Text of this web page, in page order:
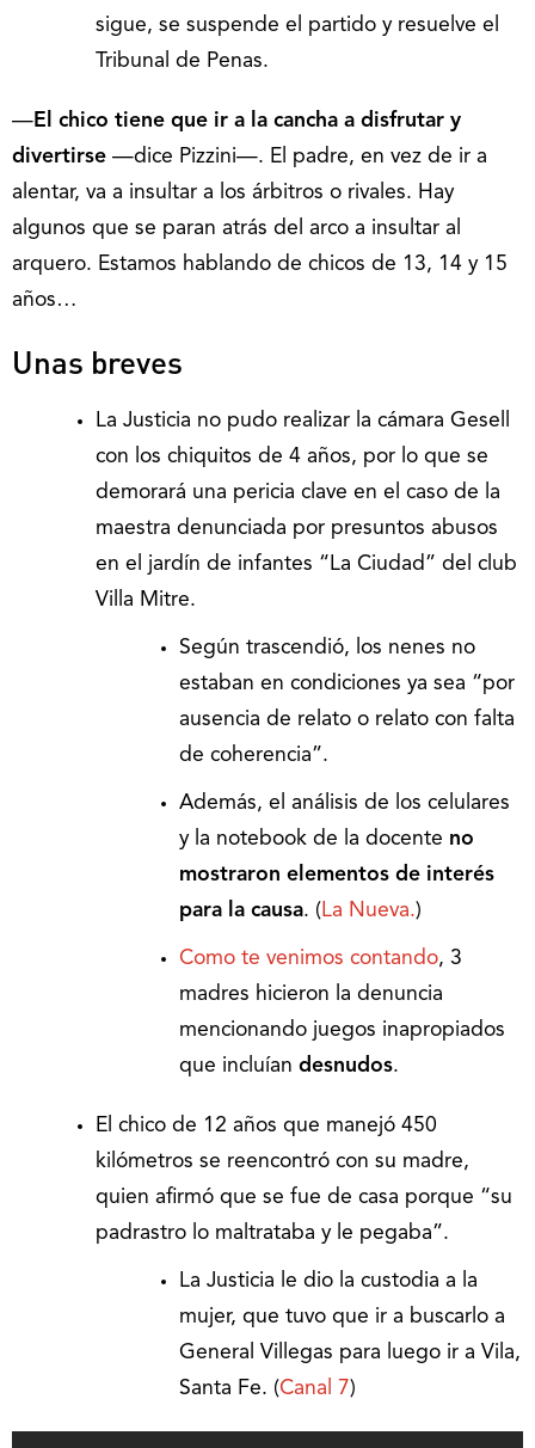
sigue, se suspende el partido y resuelve el
Tribunal de Penas.
—El chico tiene que ir a la cancha a disfrutar y
divertirse —dice Pizzini—. El padre, en vez de ir a
alentar, va a insultar a los árbitros o rivales. Hay
algunos que se paran atrás del arco a insultar al
arquero. Estamos hablando de chicos de 13, 14 y 15
años…
Unas breves
La Justicia no pudo realizar la cámara Gesell
con los chiquitos de 4 años, por lo que se
demorará una pericia clave en el caso de la
maestra denunciada por presuntos abusos
en el jardín de infantes “La Ciudad” del club
Villa Mitre.
Según trascendió, los nenes no
estaban en condiciones ya sea “por
ausencia de relato o relato con falta
de coherencia”.
Además, el análisis de los celulares
y la notebook de la docente no
mostraron elementos de interés
para la causa. ( La Nueva.)
Como te venimos contando, 3
madres hicieron la denuncia
mencionando juegos inapropiados
que incluían desnudos.
El chico de 12 años que manejó 450
kilómetros se reencontró con su madre,
quien afirmó que se fue de casa porque “su
padrastro lo maltrataba y le pegaba”.
La Justicia le dio la custodia a la
mujer, que tuvo que ir a buscarlo a
General Villegas para luego ir a Vila,
Santa Fe. (Canal 7)